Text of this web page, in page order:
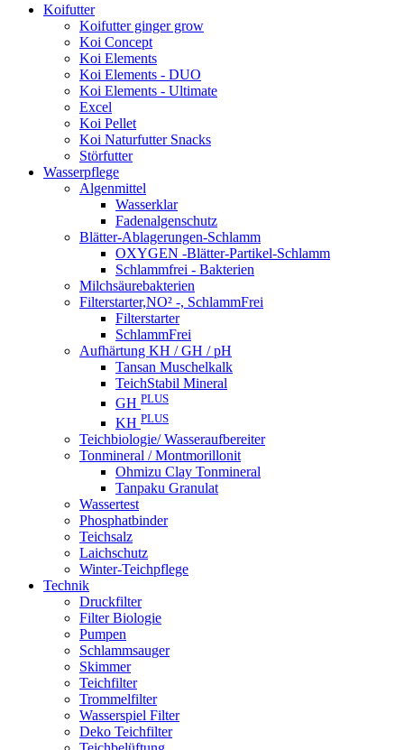
Koifutter
Koifutter ginger grow
Koi Concept
Koi Elements
Koi Elements - DUO
Koi Elements - Ultimate
Excel
Koi Pellet
Koi Naturfutter Snacks
Störfutter
Wasserpflege
Algenmittel
Wasserklar
Fadenalgenschutz
Blätter-Ablagerungen-Schlamm
OXYGEN -Blätter-Partikel-Schlamm
Schlammfrei - Bakterien
Milchsäurebakterien
Filterstarter,NO² -, SchlammFrei
Filterstarter
SchlammFrei
Aufhärtung KH / GH / pH
Tansan Muschelkalk
TeichStabil Mineral
GH PLUS
KH PLUS
Teichbiologie/ Wasseraufbereiter
Tonmineral / Montmorillonit
Ohmizu Clay Tonmineral
Tanpaku Granulat
Wassertest
Phosphatbinder
Teichsalz
Laichschutz
Winter-Teichpflege
Technik
Druckfilter
Filter Biologie
Pumpen
Schlammsauger
Skimmer
Teichfilter
Trommelfilter
Wasserspiel Filter
Deko Teichfilter